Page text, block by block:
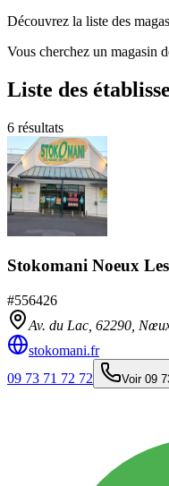
Découvrez la liste des
Vous cherchez un magasin
Liste des
6 résultats
Stokomani Noeux
#556426
Av. du Lac, 62290
stokomani.fr
09 73 71 72 72
Voir 09